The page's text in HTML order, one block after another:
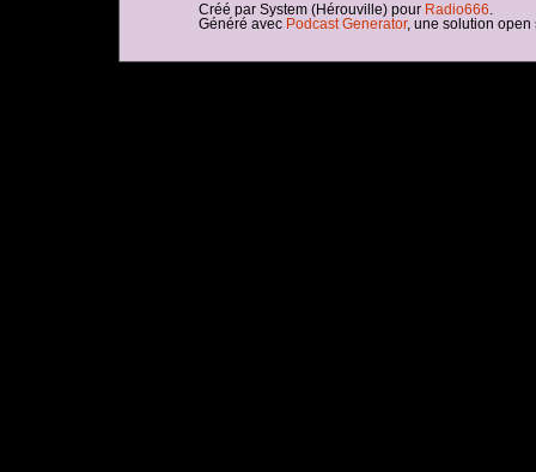
Créé par System (Hérouville) pour Radio666
Généré avec Podcast Generator, une solution open